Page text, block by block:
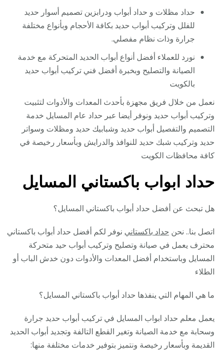
حداد مظلات و حداد أبواب ودرابزين تصميم أسوار حديد
للفلل وتركيب أبواب حديد بكافة الأحجام وبأنواع مختلفة
جرارة وذات نظام مفصلي.
نورد للعملاء أفضل أنواع أبواب الحديد المتحركة مع خدمة
الصيانة والتصليح وبخبرة أفضل فني تركيب أبواب حديد
بالكويت
نعمل من خلال فريق مجهزة بأحدث المعدات والأدوات لتثبيت
وتركيب أبواب حديد ونوفر أيضا عبر حداد عام المسايل خدمة
التصميم والتفصيل أبواب حديد وشبابيك حديد ومظلات وسواتر
حديد وتركيب شبك حديد للنوافذ والدرايش وبأسعار رخيصة في
كافة محافظات الكويت
حداد ابواب باكستاني المسايل
هل تبحث عن أفضل حداد أبواب باكستاني المسايل؟
اتصل بنا.. نحن حداد باكستاني نوفر لكم أفضل حداد أبواب باكستاني
محترف يعمل في صيانة وتصليح وتركيب أبواب حيد متحركة
المسايل وباستخدام أفضل المعدات والأدوات دون خدش الباب أو
الطلاء
ما هي المهام التي ينفذها حداد أبواب باكستاني المسايل؟
يعمل معلم حداد ابواب المسايل في تركيب أبواب حديد جرارة
وسحابة مع خدمة الصيانة وتغير القطع التالفة وتجديد أبواب الحديد
القديمة وبأسعار رخيصة ونتميز بتوفير خدمات مختلفة منها: